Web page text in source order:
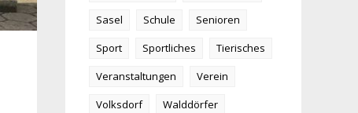
Sasel
Schule
Senioren
Sport
Sportliches
Tierisches
Veranstaltungen
Verein
Volksdorf
Walddörfer